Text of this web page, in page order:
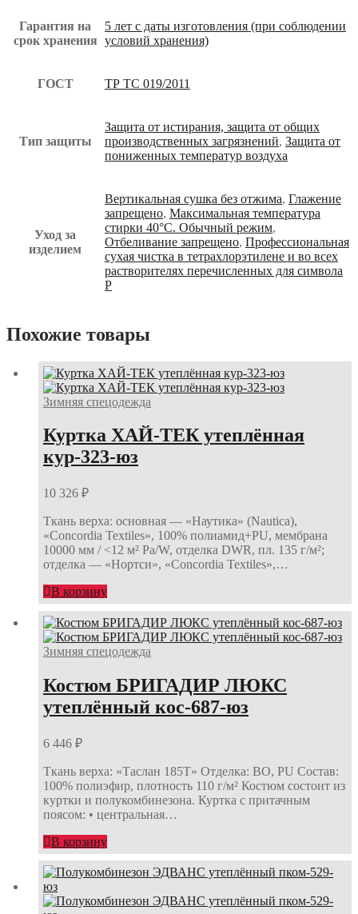
Гарантия на
срок хранения
5 лет с даты изготовления (при соблюдении
условий хранения)
ГОСТ ТР ТС 019/2011
Тип защиты
Защита от истирания, защита от общих
производственных загрязнений, Защита от
пониженных температур воздуха
Уход за
изделием
Вертикальная сушка без отжима, Глажение
запрещено, Максимальная температура
стирки 40°С. Обычный режим,
Отбеливание запрещено, Профессиональная
сухая чистка в тетрахлорэтилене и во всех
растворителях перечисленных для символа
Р
Похожие товары
Зимняя спецодежда
Куртка ХАЙ-ТЕК утеплённая
кур-323-юз
10 326 ₽
Ткань верха: основная — «Наутика» (Nautica),
«Concordia Textiles», 100% полиамид+PU, мембрана
10000 мм / <12 м² Ра/W, отделка DWR, пл. 135 г/м²;
отделка — «Нортси», «Concordia Textiles»,…
В корзину
Зимняя спецодежда
Костюм БРИГАДИР ЛЮКС
утеплённый кос-687-юз
6 446 ₽
Ткань верха: «Таслан 185Т» Отделка: ВО, PU Состав:
100% полиэфир, плотность 110 г/м² Костюм состоит из
куртки и полукомбинезона. Куртка с притачным
поясом: • центральная…
В корзину